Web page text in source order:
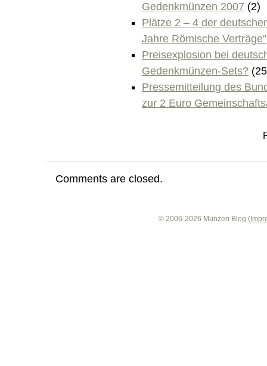
Gedenkmünzen 2007 (2)
Plätze 2 – 4 der
Jahre Römische Verträge"
Preisexplosion bei
Gedenkmünzen-Sets?
Pressemitteilung des
zur 2 Euro
Comments are closed.
© 2006-2026 Münzen Blog (